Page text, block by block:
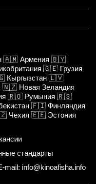
🇦🇲 Армения 🇧🇾
🇬🇪 Грузия
Кыргызстан 🇱🇻
🇳🇿 Новая Зеландия
🇷🇴 Румыния 🇷🇸
🇫🇮 Финляндия
Чехия 🇪🇪 Эстония
стандарты
mail: info@kinoafisha.info